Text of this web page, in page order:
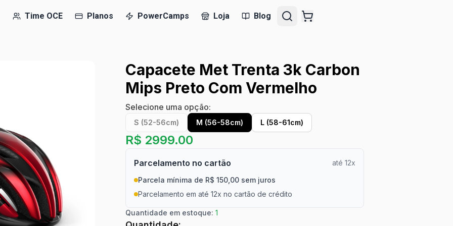
Time OCE Planos PowerCamps Loja Blog
Capacete Met Trenta 3k Carbon
Mips Preto Com Vermelho
Selecione uma opção:
S (52-56cm) M (56-58cm) L (58-61cm)
R$ 2999.00
Parcelamento no cartão
até 12x
Parcela mínima de R$ 150,00 sem juros
Parcelamento em até 12x no cartão de crédito
Quantidade em estoque: 1